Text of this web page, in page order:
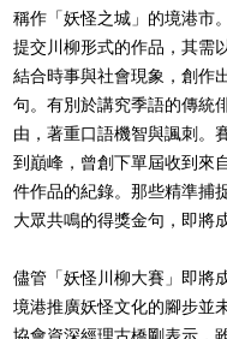
稱作「妖怪之城」的境港市
提交川柳形式的作品，其需
結合時事與社會現象，創作
句。有別於講究季語的傳統
由，著重口語機智與諷刺。
到巔峰，曾創下單屆收到來
件作品的紀錄。那些精準捕
大眾共鳴的得獎金句，即將
儘管「妖怪川柳大賽」即將
境港推廣妖怪文化的腳步並